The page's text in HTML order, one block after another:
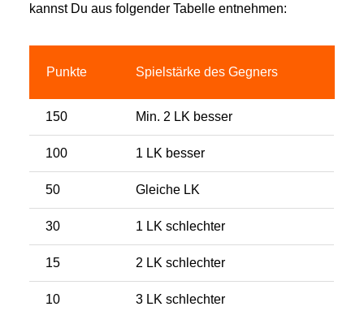
kannst Du aus folgender Tabelle entnehmen:
Punkte Spielstärke des Gegners
150 Min. 2 LK besser
100 1 LK besser
50 Gleiche LK
30 1 LK schlechter
15 2 LK schlechter
10 3 LK schlechter